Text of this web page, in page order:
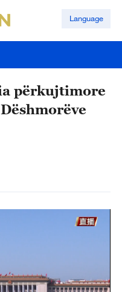
Language
përkujtimore